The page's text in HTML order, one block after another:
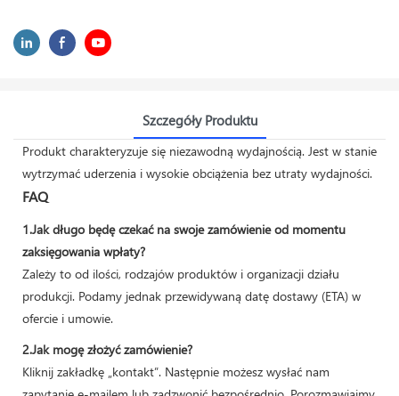
Szczegóły Produktu
Produkt charakteryzuje się niezawodną wydajnością. Jest w stanie
wytrzymać uderzenia i wysokie obciążenia bez utraty wydajności.
FAQ
1.Jak długo będę czekać na swoje zamówienie od momentu
zaksięgowania wpłaty?
Zależy to od ilości, rodzajów produktów i organizacji działu
produkcji. Podamy jednak przewidywaną datę dostawy (ETA) w
ofercie i umowie.
2.Jak mogę złożyć zamówienie?
Kliknij zakładkę „kontakt”. Następnie możesz wysłać nam